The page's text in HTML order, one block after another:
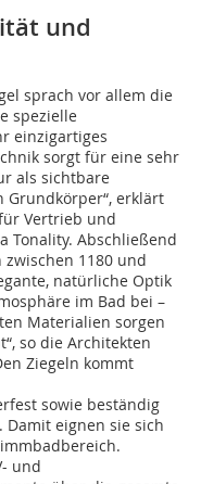
und
sprach vor allem die
spezielle
einzigartiges
sorgt für eine sehr
als sichtbare
Grundkörper“, erklärt
Vertrieb und
Tonality. Abschließend
1180 und
natürliche Optik
im Bad bei –
Materialien sorgen
so die Architekten
Ziegeln kommt
sowie beständig
Damit eignen sie sich
und